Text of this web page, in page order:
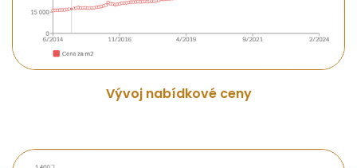
Vývoj nabídkové ceny